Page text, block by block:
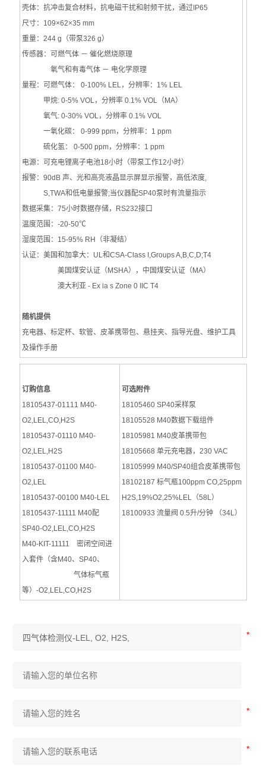
壳体：抗冲击复合材料，抗电磁干扰和射频干扰，通过IP65
尺寸：109×62×35 mm
重量：244 g（带泵326 g）
传感器：可燃气体 － 催化燃烧原理
氧气和有毒气体 － 电化学原理
量程：可燃气体： 0-100% LEL，分辨率：1% LEL
甲烷: 0-5% VOL，分辨率 0.1% VOL（MA）
氧气: 0-30% VOL，分辨率 0.1% VOL
一氧化碳： 0-999 ppm，分辨率：1 ppm
硫化氢： 0-500 ppm，分辨率：1 ppm
电源：可充电锂离子电池18小时（带泵工作12小时）
报警：90dB 声、光和高亮液晶显示屏显示报警，高低浓度,
S,TWA和低电量报警;当仪器配SP40泵时有流量指示
数据采集：75小时数据存储，RS232接口
温度范围：-20-50℃
湿度范围：15-95% RH（非凝结）
认证：美国和加拿大：UL和CSA-Class I,Groups A,B,C,D;T4
美国煤安认证（MSHA），中国煤安认证（MA）
澳大利亚 - Ex ia s Zone 0 IIC T4
随机提供
充电器、标定杯、软管、皮革携带包、悬挂夹、指导光盘、维护工具
及操作手册
订购信息
18105437-01111 M40-
O2,LEL,CO,H2S
18105437-01110 M40-
O2,LEL,H2S
18105437-01100 M40-
O2,LEL
18105437-00100 M40-LEL
18105437-11111 M40配
SP40-O2,LEL,CO,H2S
M40-KIT-11111 密闭空间进
入套件（含M40、SP40、
气体标气瓶
等）-O2,LEL,CO,H2S
可选附件
18105460 SP40采样泵
18105528 M40数据下载组件
18105981 M40皮革携带包
18105668 单元充电器，230 VAC
18105999 M40/SP40组合皮革携带包
18102187 标气瓶100ppm CO,25ppm
H2S,19%O2,25%LEL（58L）
18100933 流量阀 0.5升/分钟 （34L）